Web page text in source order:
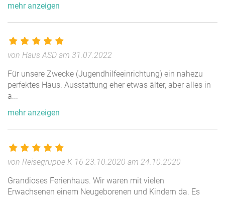
mehr anzeigen
von Haus ASD am 31.07.2022
Für unsere Zwecke (Jugendhilfeeinrichtung) ein nahezu
perfektes Haus. Ausstattung eher etwas älter, aber alles in
a
mehr anzeigen
von Reisegruppe K 16-23.10.2020 am 24.10.2020
Grandioses Ferienhaus. Wir waren mit vielen
Erwachsenen einem Neugeborenen und Kindern da. Es